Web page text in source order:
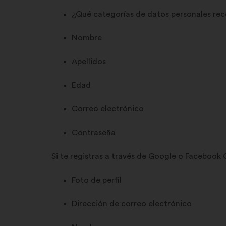
¿Qué categorías de datos personales
Nombre
Apellidos
Edad
Correo electrónico
Contraseña
Si te registras a través de Google o Facebook
Foto de perfil
Dirección de correo electrónico